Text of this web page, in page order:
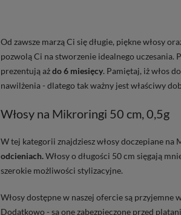
Od zawsze marzą Ci się długie, piękne włosy
pozwolą Ci na stworzenie idealnego
prezentują ażdo 6 miesięcy. Pamiętaj, iż włos
nawilżenia - dlatego tak ważny jest właściwy
Włosy na Mikroringi 50 cm, 0,5g
W tej kategorii znajdziesz włosy doczepiane
odcieniach.Włosy o długości 50 cm sięgają
szerokie możliwości stylizacyjne.
Włosy dostępne w naszej ofercie są
Dodatkowo - są one zabezpieczone przed